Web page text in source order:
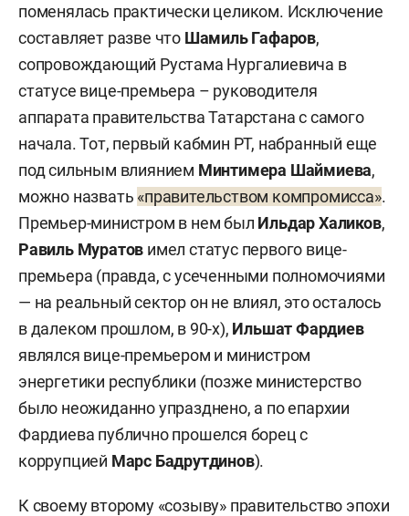
поменялась практически целиком. Исключение
составляет разве что Шамиль Гафаров,
сопровождающий Рустама Нургалиевича в
статусе вице-премьера – руководителя
аппарата правительства Татарстана с самого
начала. Тот, первый кабмин РТ, набранный еще
под сильным влиянием Минтимера Шаймиева,
можно назвать «правительством компромисса».
Премьер-министром в нем был Ильдар Халиков,
Равиль Муратов имел статус первого вице-
премьера (правда, с усеченными полномочиями
— на реальный сектор он не влиял, это осталось
в далеком прошлом, в 90-х), Ильшат Фардиев
являлся вице-премьером и министром
энергетики республики (позже министерство
было неожиданно упразднено, а по епархии
Фардиева публично прошелся борец с
коррупцией Марс Бадрутдинов).
К своему второму «созыву» правительство эпохи